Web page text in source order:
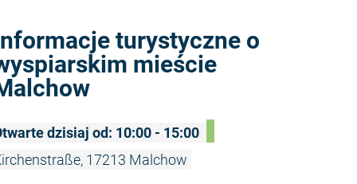
turystyczne o
mieście
dzisiaj od: 10:00 - 15:00
17213 Malchow